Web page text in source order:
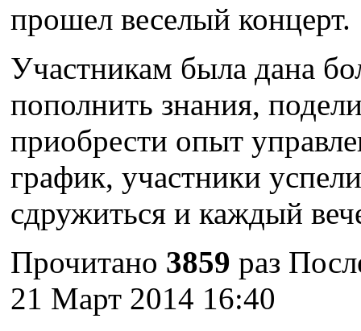
прошел веселый концерт.
Участникам была дана
пополнить знания,
приобрести опыт
график, участники
сдружиться и каждый
Прочитано 3859 раз
21 Март 2014 16:40